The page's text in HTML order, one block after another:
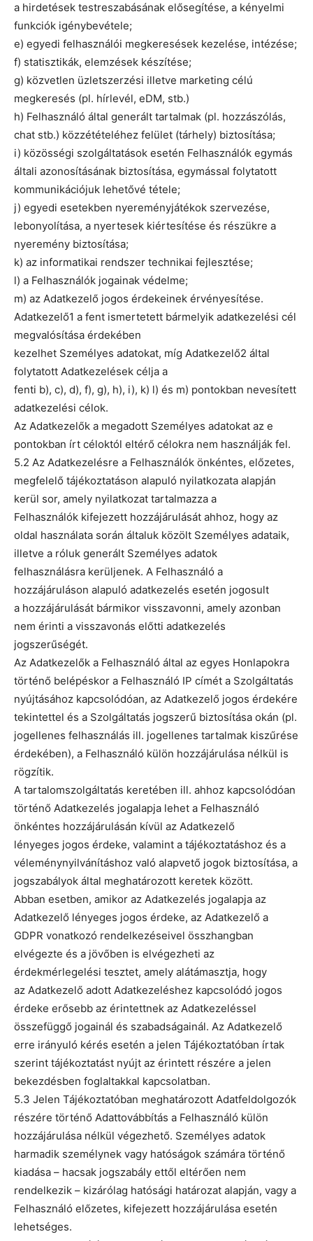
a hirdetések testreszabásának elősegítése, a kényelmi
funkciók igénybevétele;
e) egyedi felhasználói megkeresések kezelése, intézése;
f) statisztikák, elemzések készítése;
g) közvetlen üzletszerzési illetve marketing célú
megkeresés (pl. hírlevél, eDM, stb.)
h) Felhasználó által generált tartalmak (pl. hozzászólás,
chat stb.) közzétételéhez felület (tárhely) biztosítása;
i) közösségi szolgáltatások esetén Felhasználók egymás
általi azonosításának biztosítása, egymással folytatott
kommunikációjuk lehetővé tétele;
j) egyedi esetekben nyereményjátékok szervezése,
lebonyolítása, a nyertesek kiértesítése és részükre a
nyeremény biztosítása;
k) az informatikai rendszer technikai fejlesztése;
l) a Felhasználók jogainak védelme;
m) az Adatkezelő jogos érdekeinek érvényesítése.
Adatkezelő1 a fent ismertetett bármelyik adatkezelési cél
megvalósítása érdekében
kezelhet Személyes adatokat, míg Adatkezelő2 által
folytatott Adatkezelések célja a
fenti b), c), d), f), g), h), i), k) l) és m) pontokban nevesített
adatkezelési célok.
Az Adatkezelők a megadott Személyes adatokat az e
pontokban írt céloktól eltérő célokra nem használják fel.
5.2 Az Adatkezelésre a Felhasználók önkéntes, előzetes,
megfelelő tájékoztatáson alapuló nyilatkozata alapján
kerül sor, amely nyilatkozat tartalmazza a
Felhasználók kifejezett hozzájárulását ahhoz, hogy az
oldal használata során általuk közölt Személyes adataik,
illetve a róluk generált Személyes adatok
felhasználásra kerüljenek. A Felhasználó a
hozzájáruláson alapuló adatkezelés esetén jogosult
a hozzájárulását bármikor visszavonni, amely azonban
nem érinti a visszavonás előtti adatkezelés
jogszerűségét.
Az Adatkezelők a Felhasználó által az egyes Honlapokra
történő belépéskor a Felhasználó IP címét a Szolgáltatás
nyújtásához kapcsolódóan, az Adatkezelő jogos érdekére
tekintettel és a Szolgáltatás jogszerű biztosítása okán (pl.
jogellenes felhasználás ill. jogellenes tartalmak kiszűrése
érdekében), a Felhasználó külön hozzájárulása nélkül is
rögzítik.
A tartalomszolgáltatás keretében ill. ahhoz kapcsolódóan
történő Adatkezelés jogalapja lehet a Felhasználó
önkéntes hozzájárulásán kívül az Adatkezelő
lényeges jogos érdeke, valamint a tájékoztatáshoz és a
véleménynyilvánításhoz való alapvető jogok biztosítása, a
jogszabályok által meghatározott keretek között.
Abban esetben, amikor az Adatkezelés jogalapja az
Adatkezelő lényeges jogos érdeke, az Adatkezelő a
GDPR vonatkozó rendelkezéseivel összhangban
elvégezte és a jövőben is elvégezheti az
érdekmérlegelési tesztet, amely alátámasztja, hogy
az Adatkezelő adott Adatkezeléshez kapcsolódó jogos
érdeke erősebb az érintettnek az Adatkezeléssel
összefüggő jogainál és szabadságainál. Az Adatkezelő
erre irányuló kérés esetén a jelen Tájékoztatóban írtak
szerint tájékoztatást nyújt az érintett részére a jelen
bekezdésben foglaltakkal kapcsolatban.
5.3 Jelen Tájékoztatóban meghatározott Adatfeldolgozók
részére történő Adattovábbítás a Felhasználó külön
hozzájárulása nélkül végezhető. Személyes adatok
harmadik személynek vagy hatóságok számára történő
kiadása – hacsak jogszabály ettől eltérően nem
rendelkezik – kizárólag hatósági határozat alapján, vagy a
Felhasználó előzetes, kifejezett hozzájárulása esetén
lehetséges.